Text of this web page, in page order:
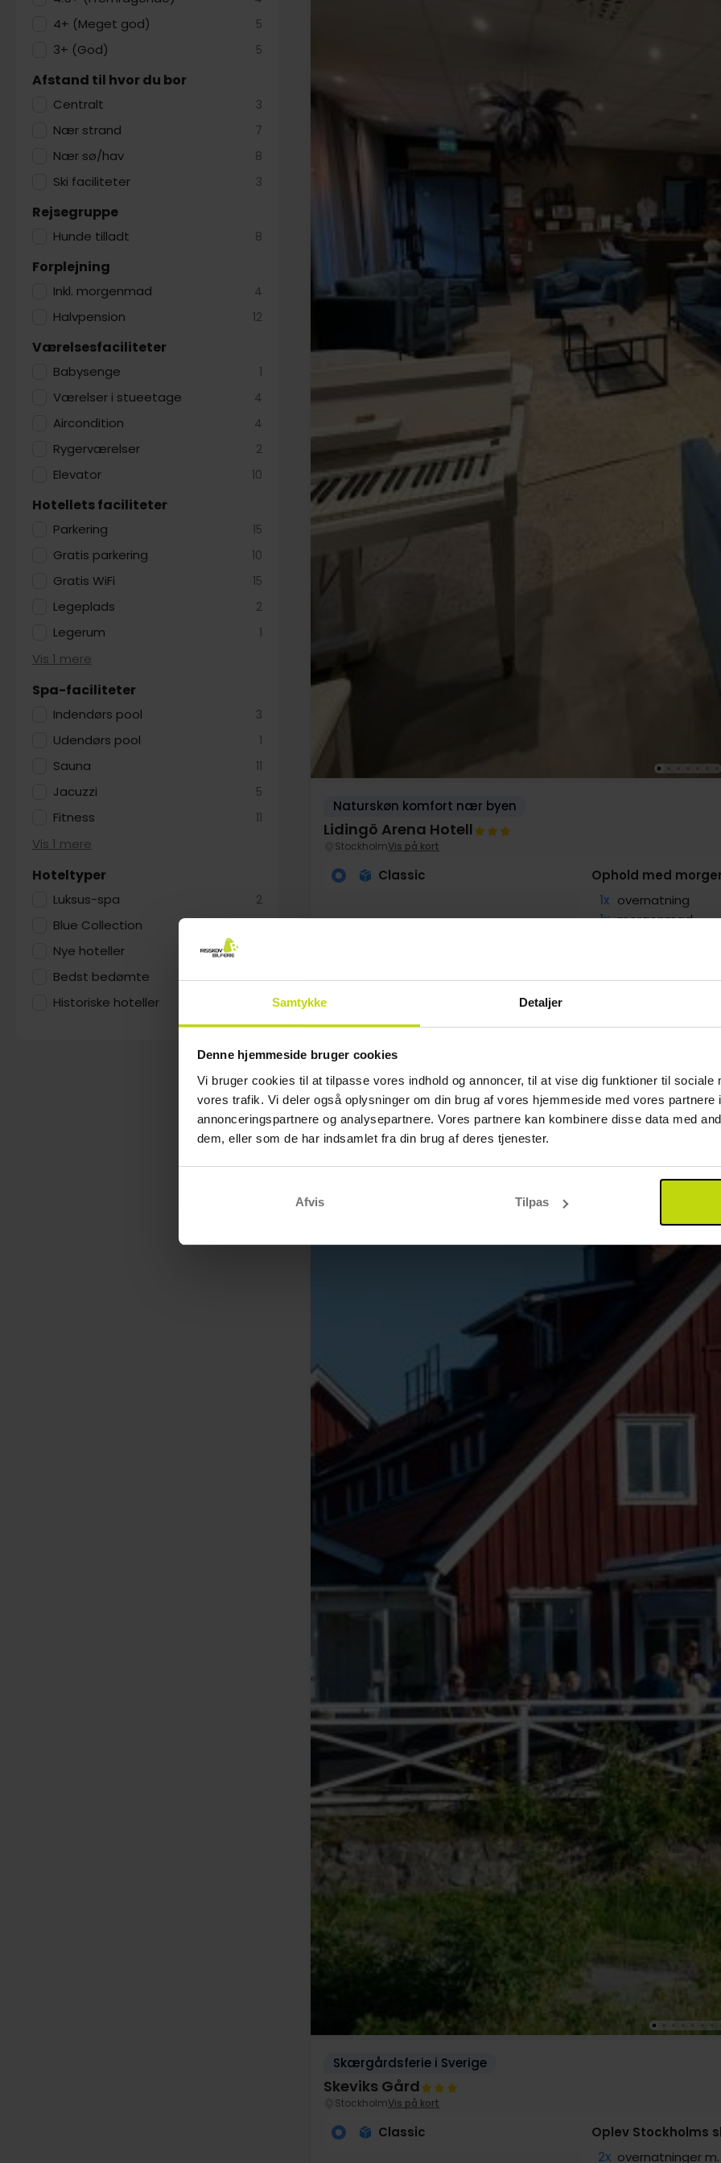
Samtykke Detaljer
Denne hjemmeside bruger cookies
Vi bruger cookies til at tilpasse vores indhold og annoncer, til at vise dig funktioner til sociale
vores trafik. Vi deler også oplysninger om din brug af vores hjemmeside med vores partnere
annonceringspartnere og analysepartnere. Vores partnere kan kombinere disse data med
dem, eller som de har indsamlet fra din brug af deres tjenester.
Afvis Tilpas
4+ (Meget god) 5
3+ (God) 5
Afstand til hvor du bor
Centralt 3
Nær strand 7
Nær sø/hav 8
Ski faciliteter 3
Rejsegruppe
Hunde tilladt 8
Forplejning
Inkl. morgenmad 4
Halvpension 12
Værelsesfaciliteter
Babysenge 1
Værelser i stueetage 4
Aircondition 4
Rygerværelser 2
Elevator 10
Hotellets faciliteter
Parkering 15
Gratis parkering 10
Gratis WiFi 15
Legeplads 2
Legerum 1
Vis 1 mere
Spa-faciliteter
Indendørs pool 3
Udendørs pool 1
Sauna 11
Jacuzzi 5
Fitness 11
Vis 1 mere
Hoteltyper
Luksus-spa 2
Blue Collection
Nye hoteller
Bedst bedømte 9
Historiske hoteller
Naturskøn komfort nær byen
Lidingö Arena Hotell
StockholmVis på kort
Classic
Ophold med
1x overnatning
1x morgenmad
∞ Gratis internet
Aug
Skærgårdsferie i Sverige
Skeviks Gård
StockholmVis på kort
Classic
Oplev Stockholms
2x overnatninger